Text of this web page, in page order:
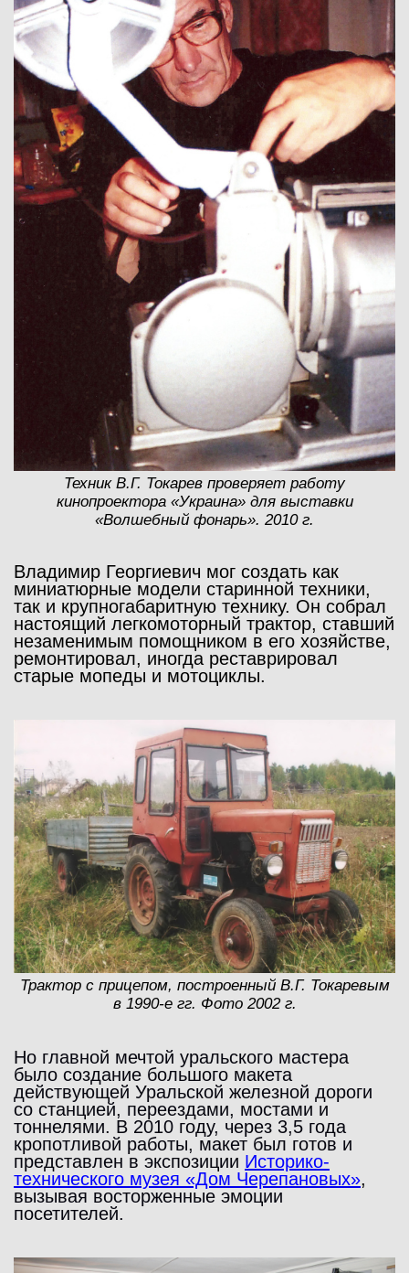
Техник В.Г. Токарев проверяет работу
кинопроектора «Украина» для выставки
«Волшебный фонарь». 2010 г.
Владимир Георгиевич мог создать как
миниатюрные модели старинной техники,
так и крупногабаритную технику. Он собрал
настоящий легкомоторный трактор, ставший
незаменимым помощником в его хозяйстве,
ремонтировал, иногда реставрировал
старые мопеды и мотоциклы.
Трактор с прицепом, построенный В.Г. Токаревым
в 1990-е гг. Фото 2002 г.
Но главной мечтой уральского мастера
было создание большого макета
действующей Уральской железной дороги
со станцией, переездами, мостами и
тоннелями. В 2010 году, через 3,5 года
кропотливой работы, макет был готов и
представлен в экспозиции Историко-
технического музея «Дом Черепановых»,
вызывая восторженные эмоции
посетителей.